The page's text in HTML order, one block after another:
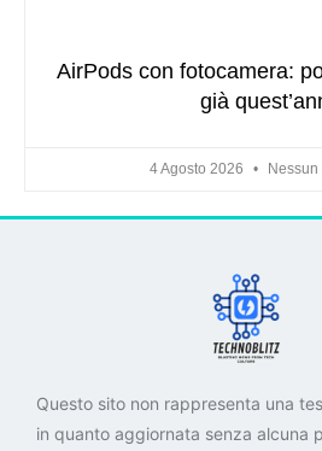
AirPods con fotocamera:
già
4 Agosto 2026 Nessun
Questo sito non rappresenta una
in quanto aggiornata senza alcuna